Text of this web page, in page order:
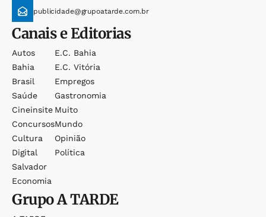
publicidade@grupoatarde.com.br
Canais e Editorias
Autos
Bahia
Brasil
Saúde
Cineinsite
Concursos
Cultura
Digital
Salvador
Economia
E.c. Bahia
E.c. Vitória
Empregos
Gastronomia
Muito
Mundo
Opinião
Política
GrupoA TARDE